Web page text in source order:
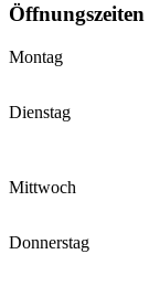
Montag
Dienstag
Mittwoch
Donnerstag